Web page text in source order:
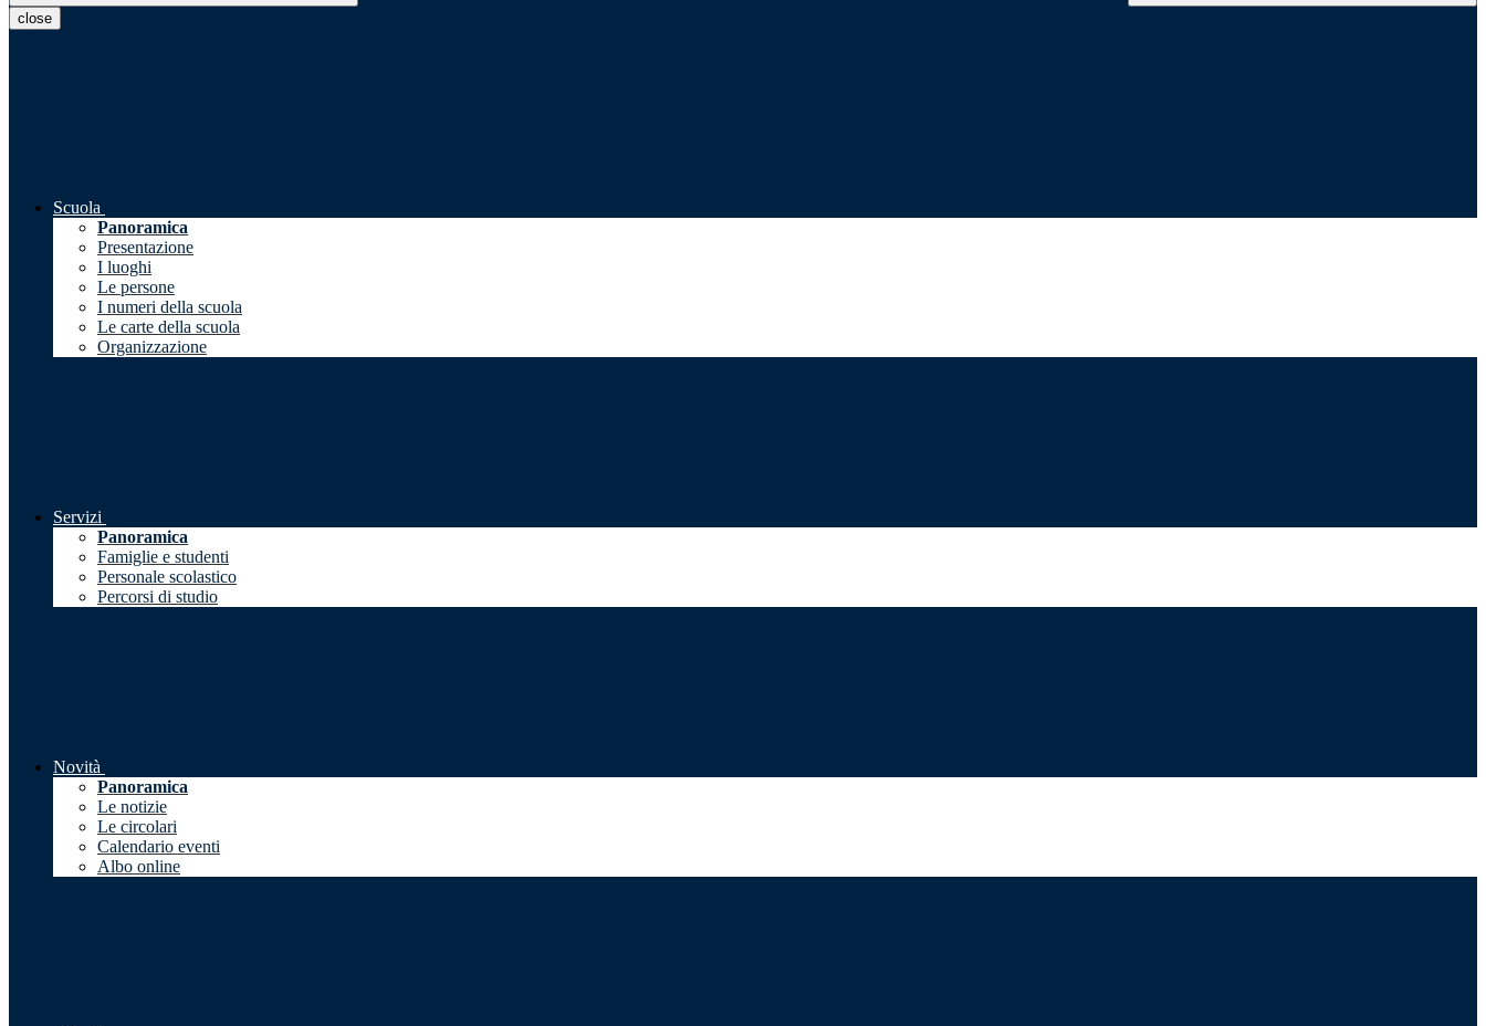
close
Scuola
Panoramica
Presentazione
I luoghi
Le persone
I numeri della scuola
Le carte della scuola
Organizzazione
Servizi
Panoramica
Famiglie e studenti
Personale scolastico
Percorsi di studio
Novità
Panoramica
Le notizie
Le circolari
Calendario eventi
Albo online